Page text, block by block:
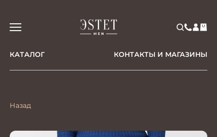
КАТАЛОГ КОНТАКТЫ И МАГАЗИНЫ
Назад